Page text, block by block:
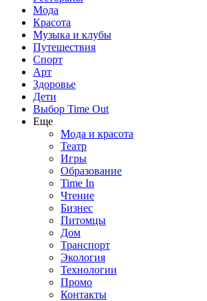
Мода
Красота
Музыка и клубы
Путешествия
Спорт
Арт
Здоровье
Дети
Выбор Time Out
Еще
Мода и красота
Театр
Игры
Образование
Time In
Чтение
Бизнес
Питомцы
Дом
Транспорт
Экология
Технологии
Промо
Контакты